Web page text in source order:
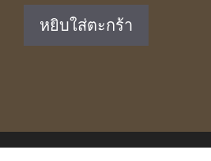
was:
฿750.00.฿490.00.
หยิบใส่ตะกร้า